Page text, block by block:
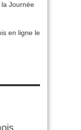
Journée
en ligne le